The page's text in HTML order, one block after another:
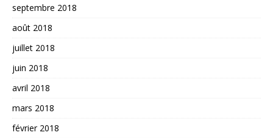
septembre 2018
août 2018
juillet 2018
juin 2018
avril 2018
mars 2018
février 2018